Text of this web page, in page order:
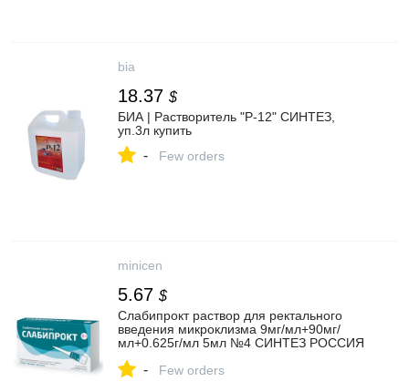
bia
18.37 $
БИА | Растворитель "Р-12" СИНТЕЗ,
уп.3л купить
- Few orders
minicen
5.67 $
Слабипрокт раствор для ректального
введения микроклизма 9мг/мл+90мг/
мл+0.625г/мл 5мл №4 СИНТЕЗ РОССИЯ
инструкция по применению - Аптека
- Few orders